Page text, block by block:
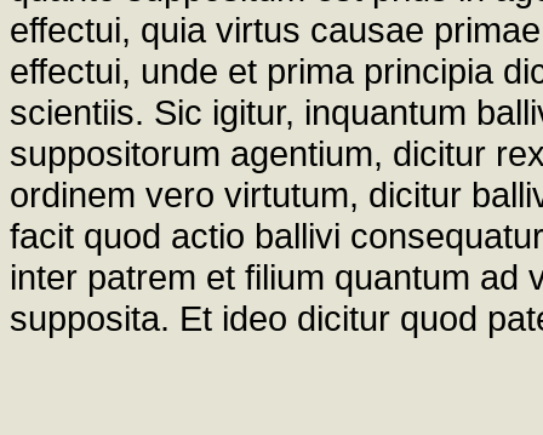
effectui, quia virtus causae
effectui, unde et prima principia
scientiis. Sic igitur, inquantum
suppositorum agentium, dicitur
ordinem vero virtutum, dicitur
facit quod actio ballivi
inter patrem et filium quantum ad
supposita. Et ideo dicitur quod